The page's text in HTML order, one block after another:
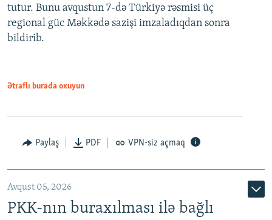
tutur. Bunu avqustun 7-də Türkiyə rəsmisi üç
regional güc Məkkədə sazişi imzaladıqdan sonra
bildirib.
Ətraflı burada oxuyun
Paylaş PDF VPN-siz açmaq
Avqust 05, 2026
PKK-nın buraxılması ilə bağlı